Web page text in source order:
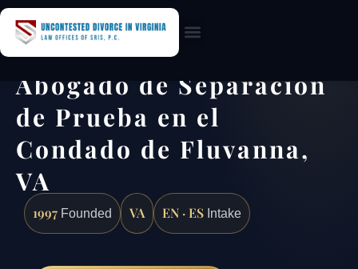
Abogado de Separación
de Prueba en el
Condado de Fluvanna,
VA
1997 Founded VA EN · ES Intake